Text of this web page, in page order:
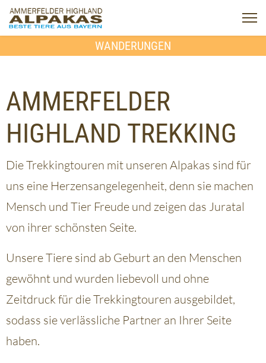
WANDERUNGEN
AMMERFELDER
HIGHLAND TREKKING
Die Trekkingtouren mit unseren Alpakas sind für
uns eine Herzensangelegenheit, denn sie machen
Mensch und Tier Freude und zeigen das Juratal
von ihrer schönsten Seite.
Unsere Tiere sind ab Geburt an den Menschen
gewöhnt und wurden liebevoll und ohne
Zeitdruck für die Trekkingtouren ausgebildet,
sodass sie verlässliche Partner an Ihrer Seite
haben.